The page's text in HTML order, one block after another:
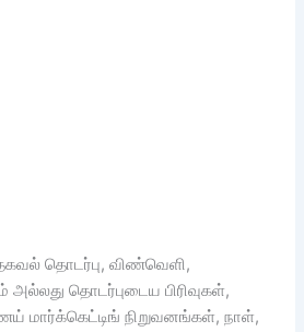
தொடர்பு, விண்வெளி,
தொடர்புடைய பிரிவுகள்,
மார்க்கெட்டிங் நிறுவனங்கள், நாள்,